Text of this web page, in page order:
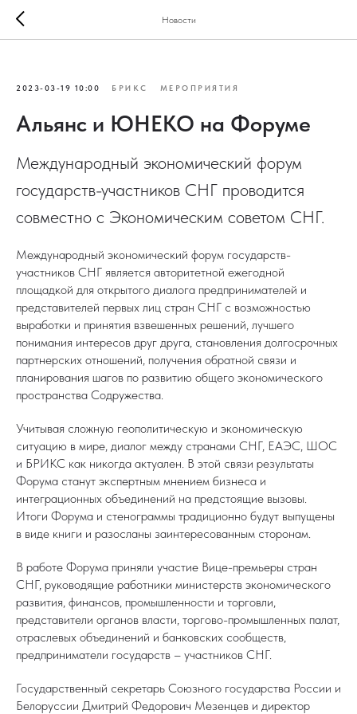
Новости
2023-03-19 10:00 БРИКС МЕРОПРИЯТИЯ
Альянс и ЮНЕКО на Форуме
Международный экономический форум
государств-участников СНГ проводится
совместно с Экономическим советом СНГ.
Международный экономический форум государств-
участников СНГ является авторитетной ежегодной
площадкой для открытого диалога предпринимателей и
представителей первых лиц стран СНГ с возможностью
выработки и принятия взвешенных решений, лучшего
понимания интересов друг друга, становления долгосрочных
партнерских отношений, получения обратной связи и
планирования шагов по развитию общего экономического
пространства Содружества.
Учитывая сложную геополитическую и экономическую
ситуацию в мире, диалог между странами СНГ, ЕАЭС, ШОС
и БРИКС как никогда актуален. В этой связи результаты
Форума станут экспертным мнением бизнеса и
интеграционных объединений на предстоящие вызовы.
Итоги Форума и стенограммы традиционно будут выпущены
в виде книги и разосланы заинтересованным сторонам.
В работе Форума приняли участие Вице-премьеры стран
СНГ, руководящие работники министерств экономического
развития, финансов, промышленности и торговли,
представители органов власти, торгово-промышленных палат,
отраслевых объединений и банковских сообществ,
предприниматели государств – участников СНГ.
Государственный секретарь Союзного государства России и
Белоруссии Дмитрий Федорович Мезенцев и директор